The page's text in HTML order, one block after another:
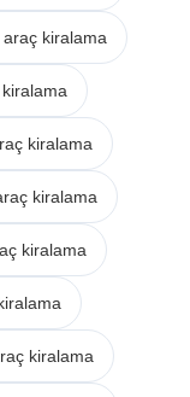
araç kiralama
kiralama
kiralama
kiralama
kiralama